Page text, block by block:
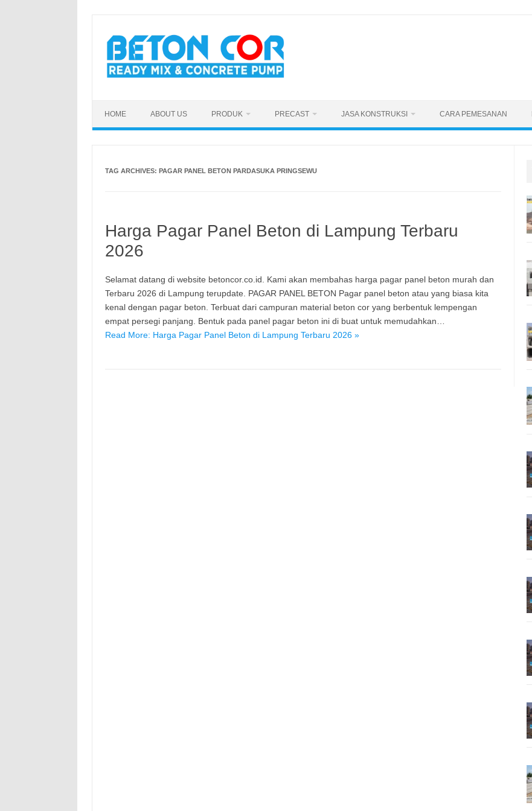
content
HOME ABOUT US PRODUK PRECAST JASA KONSTRUKSI CARA PEMESANAN
TAG ARCHIVES: PAGAR PANEL BETON PARDASUKA PRINGSEWU
Harga Pagar Panel Beton di Lampung Terbaru
2026
Selamat datang di website betoncor.co.id. Kami akan membahas harga pagar panel beton murah dan
Terbaru 2026 di Lampung terupdate. PAGAR PANEL BETON Pagar panel beton atau yang biasa kita
kenal dengan pagar beton. Terbuat dari campuran material beton cor yang berbentuk lempengan
empat persegi panjang. Bentuk pada panel pagar beton ini di buat untuk memudahkan…
Read More: Harga Pagar Panel Beton di Lampung Terbaru 2026 »